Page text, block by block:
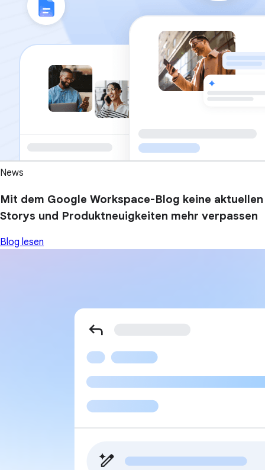
News
Mit dem Google Workspace-Blog keine aktuellen
Storys und Produktneuigkeiten mehr verpassen
Blog lesen